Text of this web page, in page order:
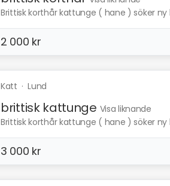
Brittisk korthår kattunge ( hane ) söker ny
2 000 kr
Katt ·Lund
brittisk kattunge Visa liknande
Brittisk korthår kattunge ( hane ) söker ny
3 000 kr